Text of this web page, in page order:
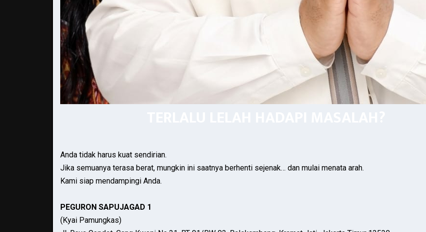
Anda tidak harus kuat sendirian.
Jika semuanya terasa berat, mungkin ini saatnya berhenti sejenak… dan mulai menata arah.
Kami siap mendampingi Anda.
PEGURON SAPUJAGAD 1
(Kyai Pamungkas)